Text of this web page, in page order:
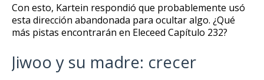
Con esto, Kartein respondió que probablemente usó
esta dirección abandonada para ocultar algo. ¿Qué
más pistas encontrarán en Eleceed Capítulo 232?
Jiwoo y su madre: crecer